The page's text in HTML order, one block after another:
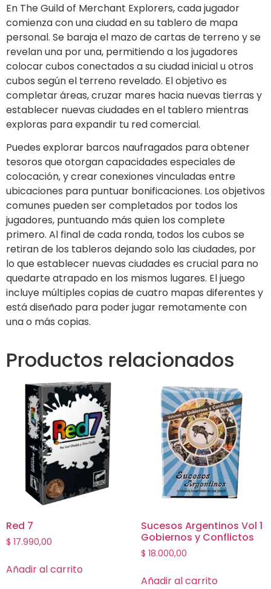
En The Guild of Merchant Explorers, cada jugador
comienza con una ciudad en su tablero de mapa
personal. Se baraja el mazo de cartas de terreno y se
revelan una por una, permitiendo a los jugadores
colocar cubos conectados a su ciudad inicial u otros
cubos según el terreno revelado. El objetivo es
completar áreas, cruzar mares hacia nuevas tierras y
establecer nuevas ciudades en el tablero mientras
exploras para expandir tu red comercial.
Puedes explorar barcos naufragados para obtener
tesoros que otorgan capacidades especiales de
colocación, y crear conexiones vinculadas entre
ubicaciones para puntuar bonificaciones. Los objetivos
comunes pueden ser completados por todos los
jugadores, puntuando más quien los complete
primero. Al final de cada ronda, todos los cubos se
retiran de los tableros dejando solo las ciudades, por
lo que establecer nuevas ciudades es crucial para no
quedarte atrapado en los mismos lugares. El juego
incluye múltiples copias de cuatro mapas diferentes y
está diseñado para poder jugar remotamente con
una o más copias.
Productos relacionados
Red 7
$ 17.990,00
Añadir al carrito
Sucesos Argentinos Vol 1
Gobiernos y Conflictos
$ 18.000,00
Añadir al carrito